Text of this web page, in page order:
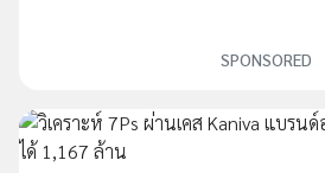
SPONSORED